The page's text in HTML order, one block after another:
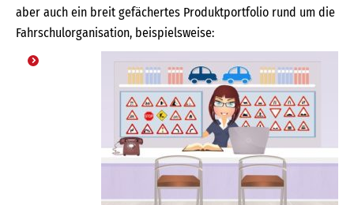
aber auch ein breit gefächertes Produktportfolio rund um die
Fahrschulorganisation, beispielsweise: